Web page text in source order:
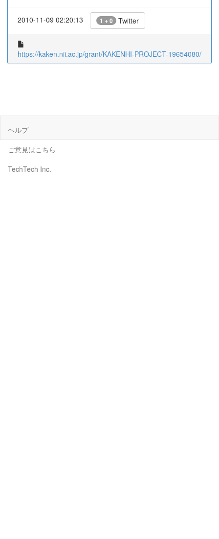
2010-11-09 02:20:13 1 + 0 Twitter
https://kaken.nii.ac.jp/grant/KAKENHI-PROJECT-19654080/
ヘルプ
ご意見はこちら
TechTech Inc.